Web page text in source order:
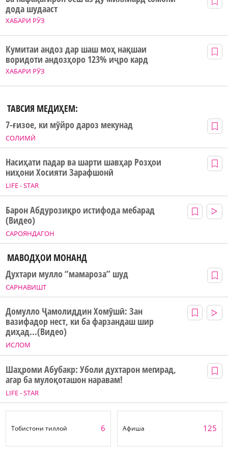
ХАБАРИ РӮЗ
дода шудааст
ХАБАРИ РӮЗ
Кумитаи андоз дар шаш моҳ нақшаи
воридоти андозҳоро 123% иҷро кард
ТАВСИЯ МЕДИҲЕМ:
СОЛИМӢ
7-ғизое, ки мӯйро дароз мекунад
LIFE - STAR
Насиҳати падар ва шарти шавҳар Розҳои
ниҳони Хосияти Зарафшонӣ
САРОЯНДАГОН
Барон Абдурозиқро истифода мебарад
(Видео)
МАВОДҲОИ МОНАНД
САРНАВИШТ
Духтари мулло “мамароза” шуд
ИСЛОМ
Домулло Ҷамолиддин Хомӯшӣ: Зан
вазифадор нест, ки ба фарзандаш шир
диҳад...(Видео)
LIFE - STAR
Шаҳроми Абубакр: Уболи духтарон мегирад,
агар ба мулоқоташон наравам!
Тобистони тиллоӣ 6 Афиша 125